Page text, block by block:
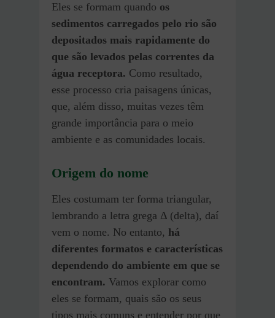
Eles se formam quando os
sedimentos carregados pelo rio são
depositados mais rapidamente do
que são levados pelas correntes da
água receptora. Como resultado,
esse processo cria paisagens únicas,
que, além disso, muitas vezes têm
grande importância para o meio
ambiente e as comunidades locais.
Origem do nome
Eles costumam ter forma triangular,
lembrando a letra grega Δ (delta), daí
vem o nome. No entanto, há
diferentes formatos e características
dependendo do ambiente em que se
encontram. Vamos explorar como
eles se formam, quais são os seus
tipos mais comuns e entender por que